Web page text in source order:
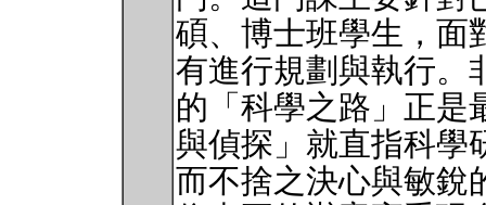
碩、博士班學生，面
有進行規劃與執行。
的「科學之路」正是
與偵探」就直指科學
而不捨之決心與敏銳